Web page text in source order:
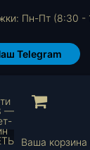
Пн-Пт (8:30 -
Telegram
Ваша